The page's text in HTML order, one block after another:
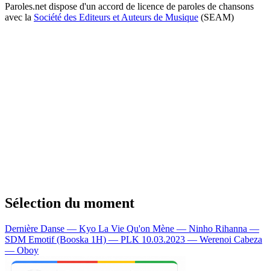
Paroles.net dispose d'un accord de licence de paroles de chansons
avec la Société des Editeurs et Auteurs de Musique (SEAM)
Sélection du moment
Dernière Danse — Kyo La Vie Qu'on Mène — Ninho Rihanna —
SDM Emotif (Booska 1H) — PLK 10.03.2023 — Werenoi Cabeza
— Oboy